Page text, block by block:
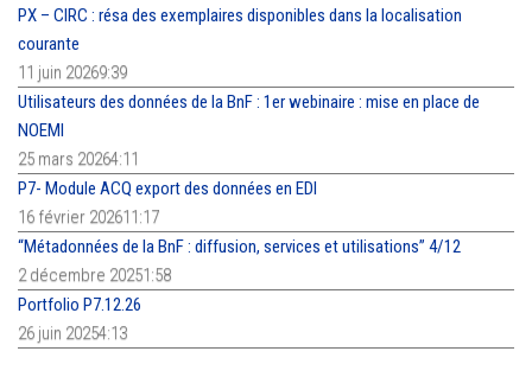
PX – CIRC : résa des exemplaires disponibles dans la localisation
courante
11 juin 20269:39
Utilisateurs des données de la BnF : 1er webinaire : mise en place de
NOEMI
25 mars 20264:11
P7- Module ACQ export des données en EDI
16 février 202611:17
“Métadonnées de la BnF : diffusion, services et utilisations” 4/12
2 décembre 20251:58
Portfolio P7.12.26
26 juin 20254:13